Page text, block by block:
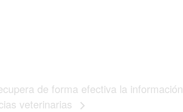
de forma efectiva la información
veterinarias